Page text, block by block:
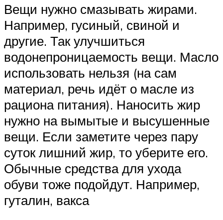
Вещи нужно смазывать жирами.
Например, гусиный, свиной и
другие. Так улучшиться
водонепроницаемость вещи. Масло
использовать нельзя (на сам
материал, речь идёт о масле из
рациона питания). Наносить жир
нужно на вымытые и высушенные
вещи. Если заметите через пару
суток лишний жир, то уберите его.
Обычные средства для ухода
обуви тоже подойдут. Например,
гуталин, вакса